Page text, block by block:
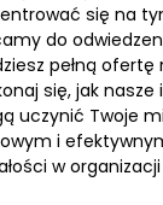
się na
do
pełną ofertę
się, jak
uczynić Twoje
i
w